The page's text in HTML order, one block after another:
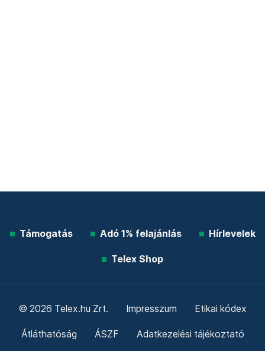
Támogatás Adó 1% felajánlás Hírlevelek
Telex Shop
© 2026 Telex.hu Zrt. Impresszum Etikai kódex
Átláthatóság ÁSZF Adatkezelési tájékoztató